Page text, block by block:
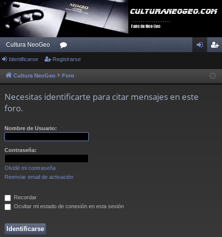
Cultura NeoGeo
or
os ist
Identificarse Registrarse
Cultura NeoGeo Foro
Necesitas identificarte para citar mensajes en este
foro.
Nombre de Usuario:
Contraseña:
Olvidé mi contraseña
Reenviar email de activación
Recordar
Ocultar mi estado de conexión en esta sesión